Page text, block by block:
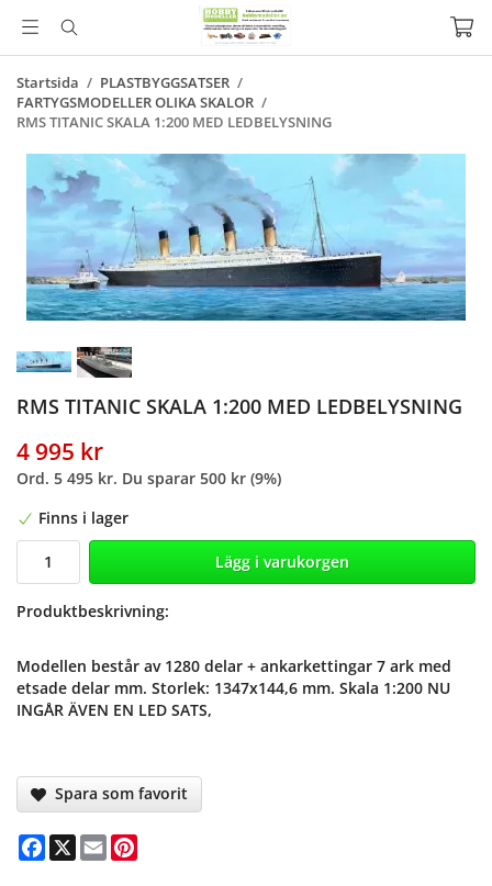
Startsida / PLASTBYGGSATSER /
FARTYGSMODELLER OLIKA SKALOR /
RMS TITANIC SKALA 1:200 MED LEDBELYSNING
RMS TITANIC SKALA 1:200 MED LEDBELYSNING
4 995 kr
Ord. 5 495 kr. Du sparar 500 kr (9%)
Finns i lager
Lägg i varukorgen
Produktbeskrivning:
Modellen består av 1280 delar + ankarkettingar 7 ark med
etsade delar mm. Storlek: 1347x144,6 mm. Skala 1:200 NU
INGÅR ÄVEN EN LED SATS,
Spara som favorit
Facebook
X Email